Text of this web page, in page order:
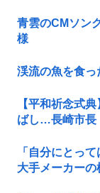
青雲のCMソン
様
渓流の魚を食
【平和祈念式
ばし…長崎市長
「自分にとっ
大手メーカー